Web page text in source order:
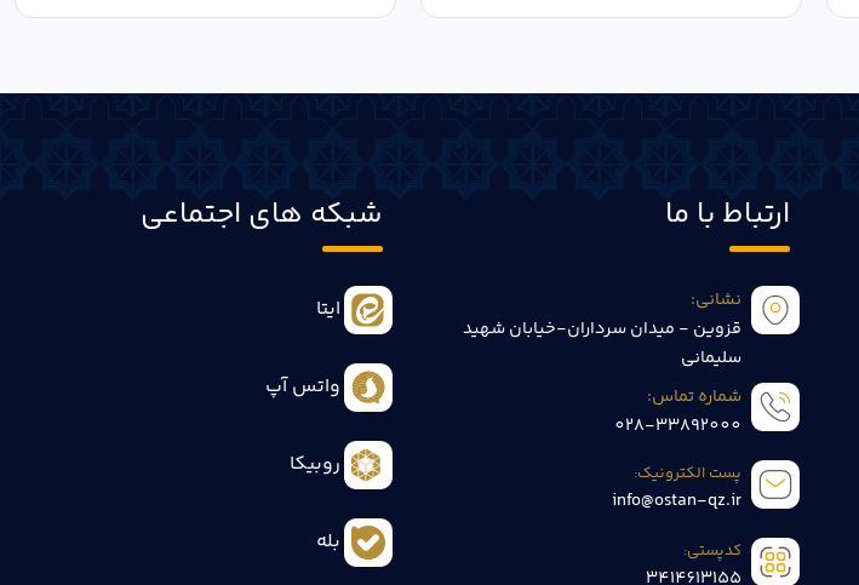
ارتباط با ما
نشانی:
قزوین - میدان سرداران-خیابان شهید
سلیمانی
شماره تماس:
028-33892000
پست الکترونیک:
info@ostan-qz.ir
کدپستی:
3414613155
شبکه های اجتماعی
ایتا
واتس آپ
روبیکا
بله